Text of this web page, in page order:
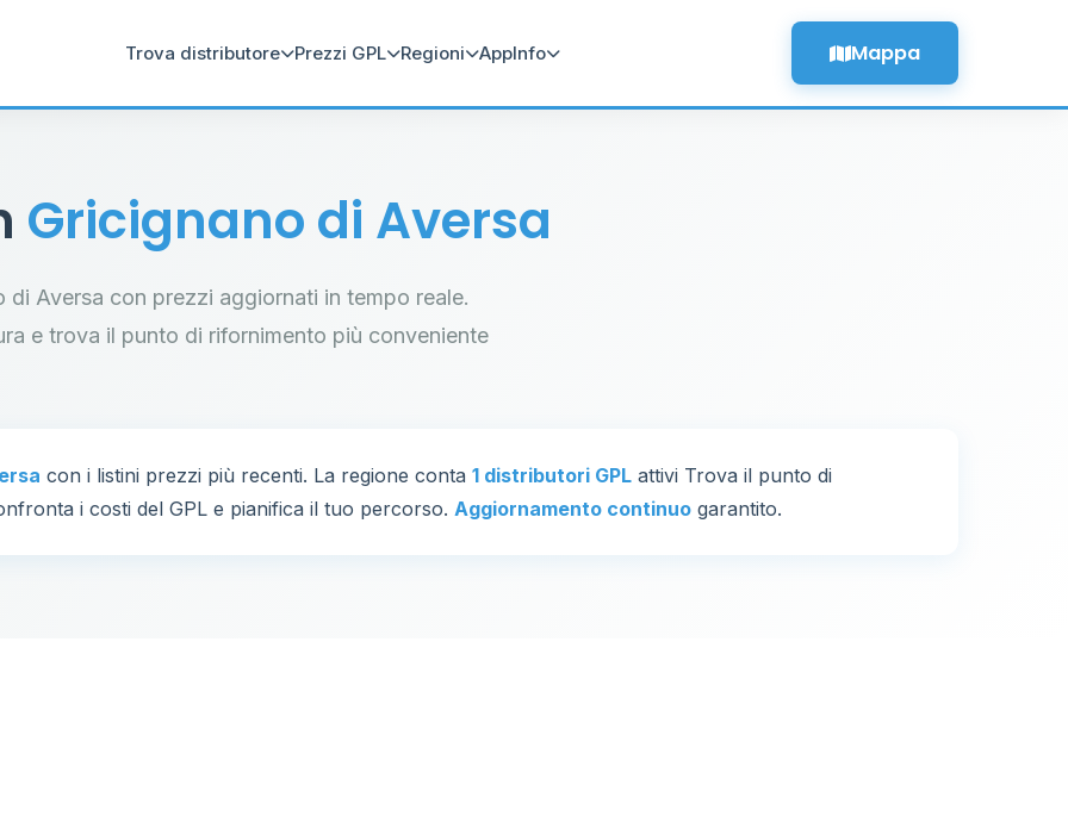
Trova distributore Prezzi GPL Regioni AppInfo Mappa
Gricignano di Aversa
Aversa con prezzi aggiornati in tempo reale.
e trova il punto di rifornimento più conveniente
con i listini prezzi più recenti. La regione conta 1 distributori GPL attivi Trova il punto di
i costi del GPL e pianifica il tuo percorso. Aggiornamento continuo garantito.